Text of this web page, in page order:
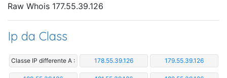
Raw Whois 177.55.39.126
Ip da Class
Classe IP differente A : 178.55.39.126 179.55.39.126